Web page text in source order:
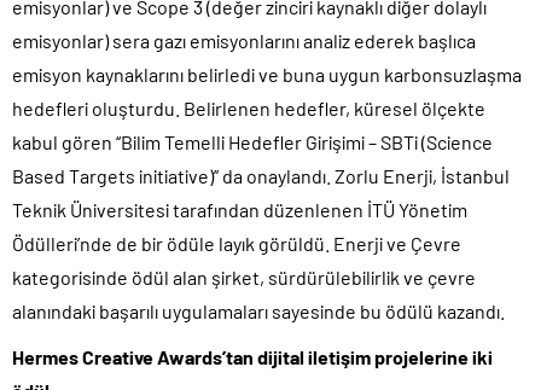
emisyonlar) ve Scope 3 (değer zinciri kaynaklı diğer dolaylı
emisyonlar) sera gazı emisyonlarını analiz ederek başlıca
emisyon kaynaklarını belirledi ve buna uygun karbonsuzlaşma
hedefleri oluşturdu. Belirlenen hedefler, küresel ölçekte
kabul gören ‘‘Bilim Temelli Hedefler Girişimi – SBTi (Science
Based Targets initiative)’’ da onaylandı. Zorlu Enerji, İstanbul
Teknik Üniversitesi tarafından düzenlenen İTÜ Yönetim
Ödülleri’nde de bir ödüle layık görüldü. Enerji ve Çevre
kategorisinde ödül alan şirket, sürdürülebilirlik ve çevre
alanındaki başarılı uygulamaları sayesinde bu ödülü kazandı.
Hermes Creative Awards’tan dijital iletişim projelerine iki